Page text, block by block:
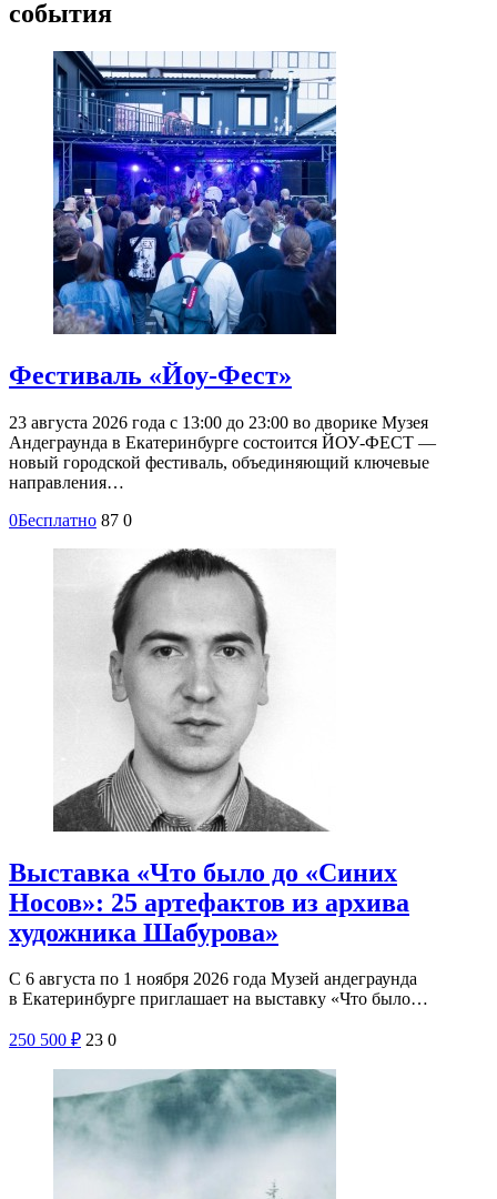
события
Фестиваль «Йоу-Фест»
23 августа 2026 года с 13:00 до 23:00 во дворике Музея
Андеграунда в Екатеринбурге состоится ЙОУ-ФЕСТ —
новый городской фестиваль, объединяющий ключевые
направления…
0Бесплатно 87 0
Выставка «Что было до «Синих
Носов»: 25 артефактов из архива
художника Шабурова»
С 6 августа по 1 ноября 2026 года Музей андеграунда
в Екатеринбурге приглашает на выставку «Что было…
250 500 ₽ 23 0